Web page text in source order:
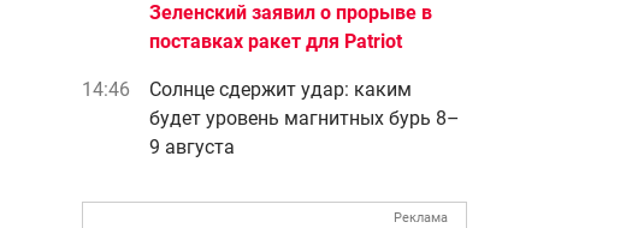
Зеленский заявил о прорыве в
поставках ракет для Patriot
14:46
Солнце сдержит удар: каким
будет уровень магнитных бурь 8–
9 августа
Реклама